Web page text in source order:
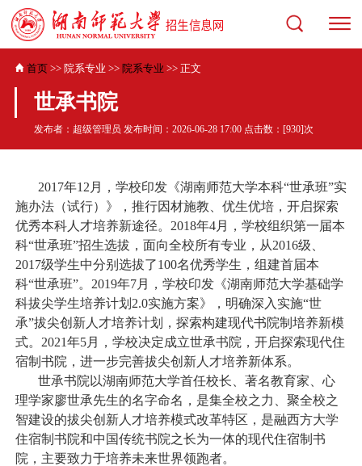
首页 >> 院系专业 >> 院系专业 >> 正文
世承书院
发布者：超级管理员 发布时间：2026-06-28 17:00 点击数：[930]次
2017年12 月 ，学校印发《湖南师范大学本科“世承班”实
施办法（试行）》，推行因材施教、优生优培，开启探索
优秀本科人才培养新途径。 2018年4月， 学校组织第一届本
科“世承班”招生选拔，面向全校所有专业 ， 从2016级、
2017级学生中分别 选拔了100名优秀学生，组建首届本
科“世承班”。 2019年7月，学校印发《湖南师范大学基础学
科拔尖学生培养计划 2.0实施方案》，明确深入实施“世
承”拔尖创新人才培养计划，探索构建现代书院制培养新模
式。 2021年5月，学校决定成立世承书院，开启探索现代住
宿制书院，进一步完善拔尖创新人才培养新体系。
世承书院以湖南师范大学首任校长、著名教育家、心
理学家廖世承先生的名字命名，是集全校之力、聚全校之
智建设的拔尖创新人才培养模式改革特区，是融西方大学
住宿制书院和中国传统书院之长为一体的现代住宿制书
院，主要致力于培养未来世界领跑者。